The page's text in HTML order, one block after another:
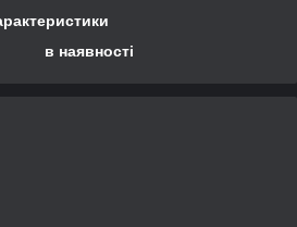
в наявності